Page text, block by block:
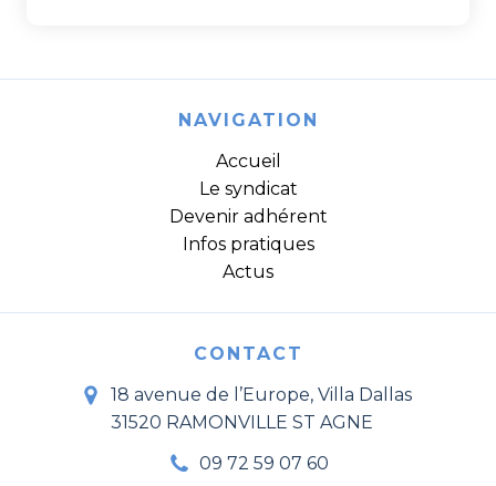
NAVIGATION
Accueil
Le syndicat
Devenir adhérent
Infos pratiques
Actus
CONTACT
18 avenue de l’Europe, Villa Dallas
31520 RAMONVILLE ST AGNE
09 72 59 07 60